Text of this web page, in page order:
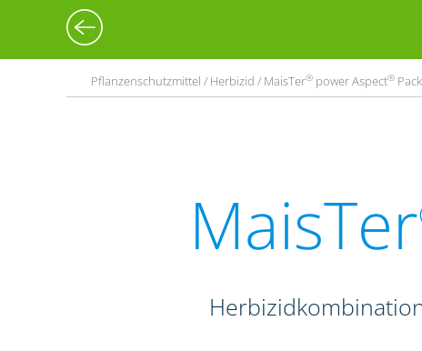
Pflanzenschutzmittel / Herbizid / MaisTer® power Aspect® Pack
MaisTer